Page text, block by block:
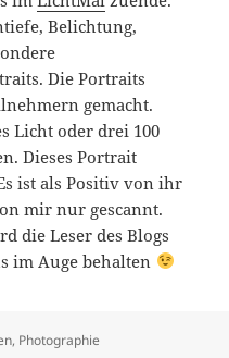
Belichtung,
Die Portraits
gemacht.
Licht oder drei 100
Dieses Portrait
ist als Positiv von ihr
mir nur gescannt.
die Leser des Blogs
im Auge behalten
, Photographie